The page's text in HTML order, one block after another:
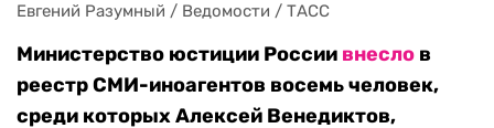
Евгений Разумный / Ведомости / ТАСС
Министерство юстиции России внесло в
реестр СМИ-иноагентов восемь человек,
среди которых Алексей Венедиктов,